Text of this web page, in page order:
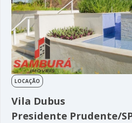
LOCAÇÃO
Vila Dubus
Presidente Prudente/